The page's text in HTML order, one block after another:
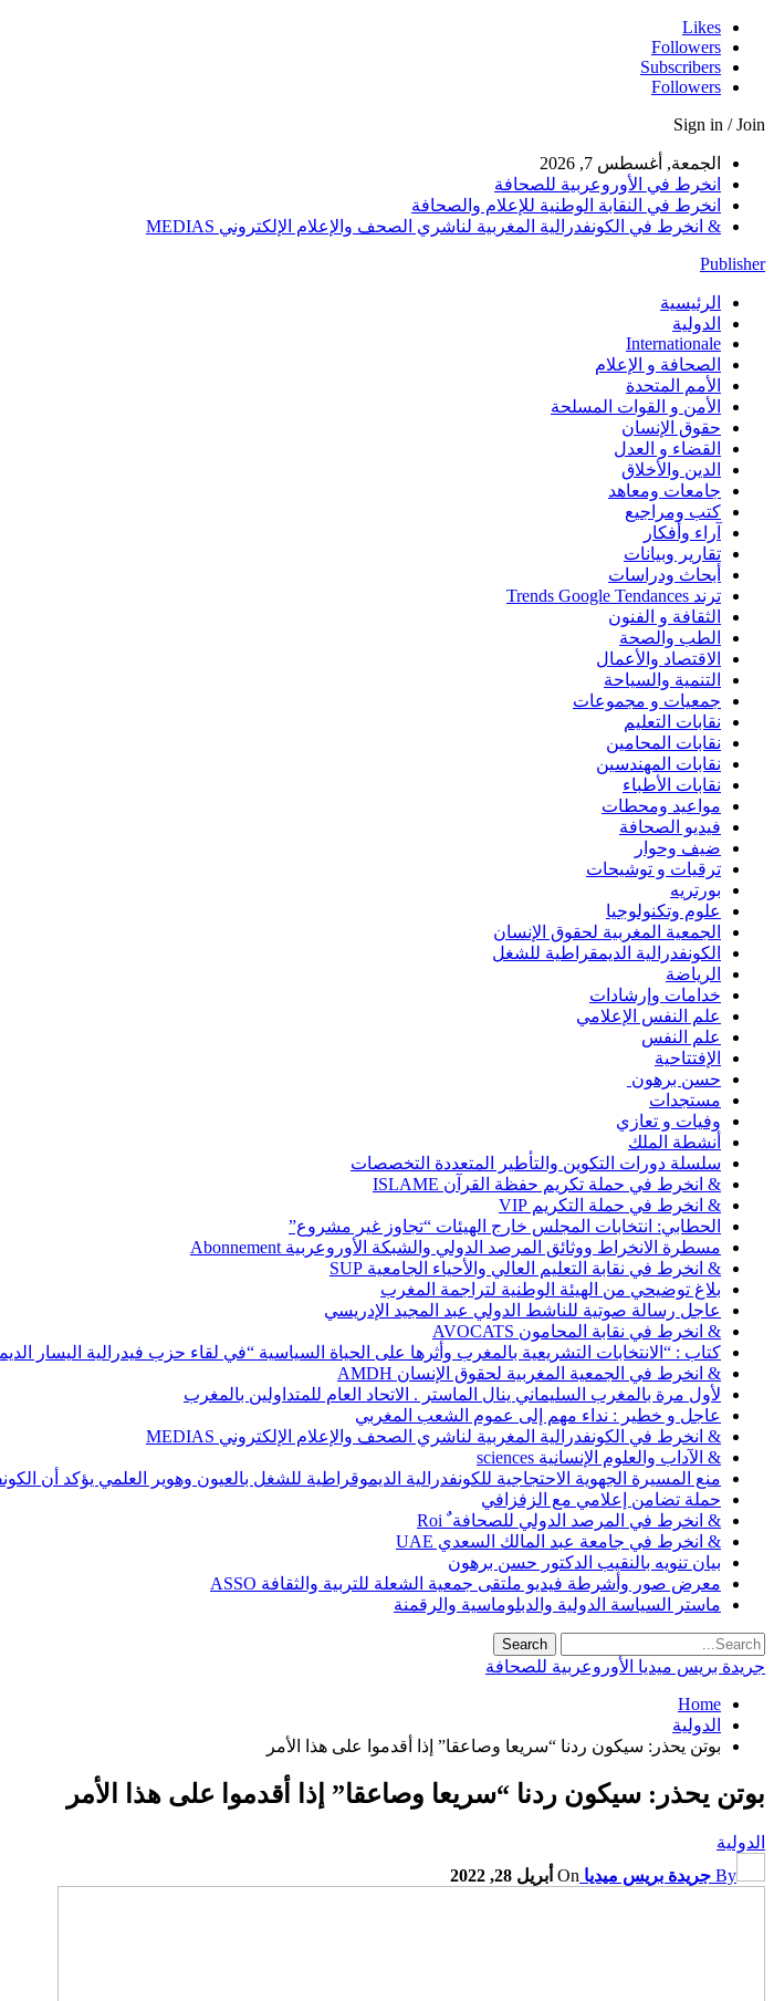
Likes
Followers
Subscribers
Followers
Sign in / Join
الجمعة, أغسطس 7, 2026
انخرط في الأوروعربية للصحافة
انخرط في النقابة الوطنية للإعلام والصحافة
& انخرط في الكونفدرالية المغربية لناشري الصحف والإعلام الإلكتروني MEDIAS
Publisher
الرئيسية
الدولية
Internationale
الصحافة و الإعلام
الأمم المتحدة
الأمن و القوات المسلحة
حقوق الإنسان
القضاء و العدل
الدين والأخلاق
جامعات ومعاهد
كتب ومراجيع
آراء وأفكار
تقارير وبيانات
أبحاث ودراسات
ترند Trends Google Tendances
الثقافة و الفنون
الطب والصحة
الاقتصاد والأعمال
التنمية والسياحة
جمعيات و مجموعات
نقابات التعليم
نقابات المحامين
نقابات المهندسين
نقابات الأطباء
مواعيد ومحطات
فيديو الصحافة
ضيف وحوار
ترقيات و توشيحات
بورتريه
علوم وتكنولوجيا
الجمعية المغربية لحقوق الإنسان
الكونفدرالية الديمقراطية للشغل
الرياضة
خدامات وإرشادات
علم النفس الإعلامي
علم النفس
الإفتتاحية
حسن برهون
مستجدات
وفيات و تعازي
أنشطة الملك
سلسلة دورات التكوين والتأطير المتعددة التخصصات
& انخرط في حملة تكريم حفظة القرآن ISLAME
& انخرط في حملة التكريم VIP
الحطابي: انتخابات المجلس خارج الهيئات “تجاوز غير مشروع”
مسطرة الانخراط ووثائق المرصد الدولي والشبكة الأوروعربية Abonnement
& انخرط في نقابة التعليم العالي والأحياء الجامعية SUP
بلاغ توضيحي من الهيئة الوطنية لتراجمة المغرب
عاجل رسالة صوتية للناشط الدولي عبد المجيد الإدريسي
& انخرط في نقابة المحامون AVOCATS
كتاب : “الانتخابات التشريعية بالمغرب وأثرها على الحياة السياسية “في لقاء حزب فيدرالية اليسار
& انخرط في الجمعية المغربية لحقوق الإنسان AMDH
لأول مرة بالمغرب السليماني ينال الماستر . الاتحاد العام للمتداولين بالمغرب
عاجل و خطير : نداء مهم إلى عموم الشعب المغربي
& انخرط في الكونفدرالية المغربية لناشري الصحف والإعلام الإلكتروني MEDIAS
& الآداب والعلوم الإنسانية sciences
منع المسيرة الجهوية الاحتجاجية للكونفدرالية الديموقراطية للشغل بالعيون وهوير العلمي يؤكد أن
حملة تضامن إعلامي مع الزفزافي
& انخرط في المرصد الدولي للصحافة ٌ Roi
& انخرط في جامعة عبد المالك السعدي UAE
بيان تنويه بالنقيب الدكتور حسن برهون
معرض صور وأشرطة فيديو ملتقى جمعية الشعلة للتربية والثقافة ASSO
ماستر السياسة الدولية والدبلوماسية والرقمنة
جريدة بريس ميديا الأوروعربية للصحافة
Home
الدولية
بوتن يحذر: سيكون ردنا “سريعا وصاعقا” إذا أقدموا على هذا الأمر
بوتن يحذر: سيكون ردنا “سريعا وصاعقا” إذا أقدموا على هذا الأمر
الدولية
By جريدة بريس ميديا On أبريل 28, 2022